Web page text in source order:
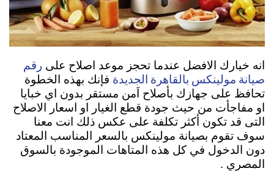
انه خيارك الافضل عندما تحجز موعد اصلاح على رقم
صيانة مولينكس بالقاهرة الجديدة فإنك بهذه الخطوة
تحافظ على جهازك بأصلاح اَمن مستقر بدون اي خبايا
او مفاجأت من حيث جودة قطع الغيار او اسعار الاصلاح
التى قد تكون أكثر تكلفة على عكس ذلك انت معنا
سوف تقوم بصيانة مولينكس بالسعر المناسب المعتاد
دون الدخول في كل هذه المتاهات الموجودة بالسوق
المصري .